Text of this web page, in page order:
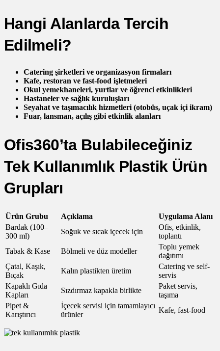
Hangi Alanlarda Tercih
Edilmeli?
Catering şirketleri ve organizasyon firmaları
Kafe, restoran ve fast-food işletmeleri
Okul yemekhaneleri, yurtlar ve öğrenci etkinlikleri
Hastaneler ve sağlık kuruluşları
Seyahat ve taşımacılık hizmetleri (otobüs, uçak içi ikram)
Fuar, lansman, açılış gibi etkinlik alanları
Ofis360’ta Bulabileceğiniz
Tek Kullanımlık Plastik Ürün
Grupları
Ürün Grubu Açıklama
Uygulama Alanı
Bardak (100–
300 ml)
Soğuk ve sıcak içecek için
Ofis, etkinlik,
toplantı
Tabak & Kase
Bölmeli ve düz modeller
Toplu yemek
dağıtımı
Çatal, Kaşık,
Bıçak
Kalın plastikten üretim
Catering ve self-
servis
Kapaklı Gıda
Kapları
Sızdırmaz kapakla birlikte
Paket servis,
taşıma
Pipet &
Karıştırıcı
İçecek servisi için tamamlayıcı
ürünler
Kafe, fast-food